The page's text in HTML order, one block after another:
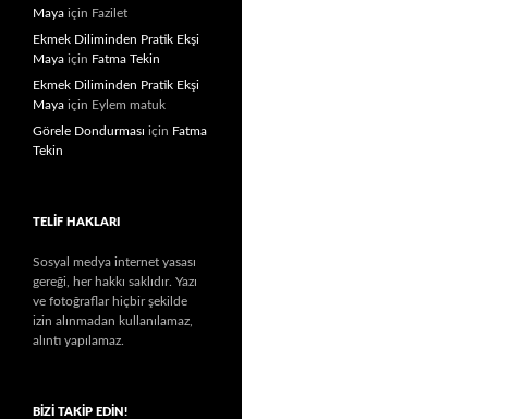
Maya için Fazilet
Ekmek Diliminden Pratik Ekşi
Maya için Fatma Tekin
Ekmek Diliminden Pratik Ekşi
Maya için Eylem matuk
Görele Dondurması için Fatma
Tekin
TELIF HAKLARI
Sosyal medya internet yasası
gereği, her hakkı saklıdır. Yazı
ve fotoğraflar hiçbir şekilde
izin alınmadan kullanılamaz,
alıntı yapılamaz.
BIZI TAKIP EDIN!